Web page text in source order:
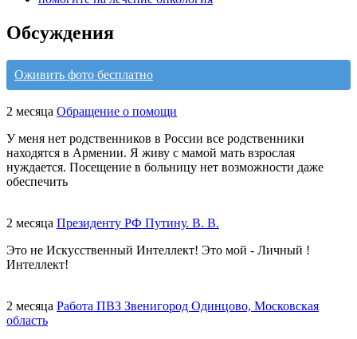
Обсуждения
Оживить фото бесплатно
2 месяца Обращение о помощи
У меня нет родственников в России все родственники
находятся в Армении. Я живу с мамой мать взрослая
нуждается. Посещение в больницу нет возможности даже
обеспечить
2 месяца Президенту РФ Путину. В. В.
Это не Искусственный Интеллект! Это мой - Личный !
Интеллект!
2 месяца Работа ПВЗ Звенигород Одинцово, Московская
область